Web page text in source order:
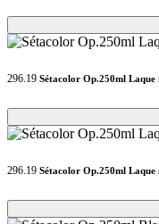
Loading...
Loading...
296.19 Sétacolor Op.250ml Laque
Loading...
Loading...
296.19 Sétacolor Op.250ml Laque
Loading...
Loading...